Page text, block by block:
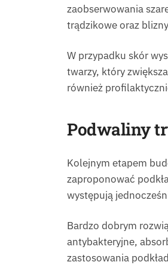
zaobserwowania
trądzikowe oraz
W przypadku skór
twarzy, który
również
Podwaliny
Kolejnym etapem
zaproponować
występują
Bardzo dobrym
antybakteryjne,
zastosowania